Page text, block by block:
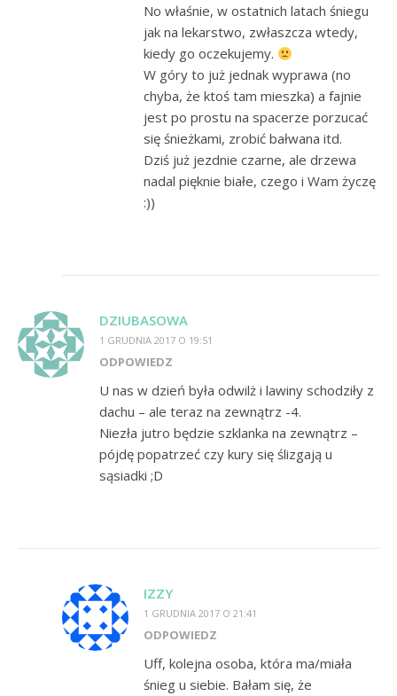
No właśnie, w ostatnich latach śniegu
jak na lekarstwo, zwłaszcza wtedy,
kiedy go oczekujemy.
W góry to już jednak wyprawa (no
chyba, że ktoś tam mieszka) a fajnie
jest po prostu na spacerze porzucać
się śnieżkami, zrobić bałwana itd.
Dziś już jezdnie czarne, ale drzewa
nadal pięknie białe, czego i Wam życzę
:))
DZIUBASOWA
1 GRUDNIA 2017 O 19:51
ODPOWIEDZ
U nas w dzień była odwilż i lawiny schodziły z
dachu – ale teraz na zewnątrz -4.
Niezła jutro będzie szklanka na zewnątrz –
pójdę popatrzeć czy kury się ślizgają u
sąsiadki ;D
IZZY
1 GRUDNIA 2017 O 21:41
ODPOWIEDZ
Uff, kolejna osoba, która ma/miała
śnieg u siebie. Bałam się, że